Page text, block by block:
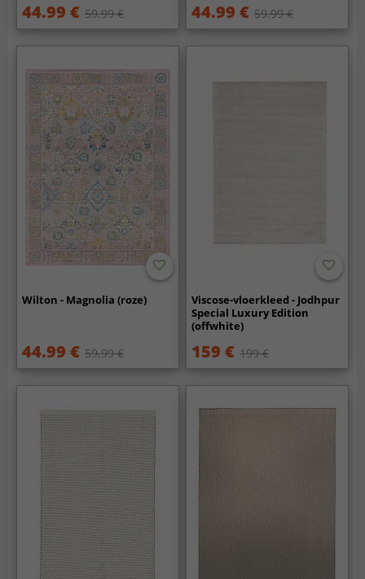
44.99 € 59.99 € 44.99 € 59.99 €
Wilton - Magnolia (roze)
44.99 € 59.99 €
Viscose-vloerkleed - Jodhpur
Special Luxury Edition
(offwhite)
159 € 199 €